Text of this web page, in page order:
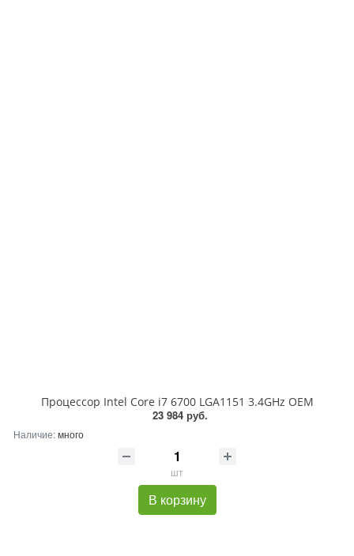
Процессор Intel Core i7 6700 LGA1151 3.4GHz OEM
23 984 руб.
Наличие:много
шт
В корзину